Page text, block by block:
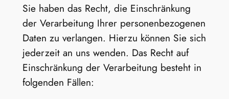
Sie haben das Recht, die Einschränkung
der Verarbeitung Ihrer personenbezogenen
Daten zu verlangen. Hierzu können Sie sich
jederzeit an uns wenden. Das Recht auf
Einschränkung der Verarbeitung besteht in
folgenden Fällen: